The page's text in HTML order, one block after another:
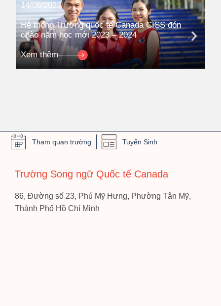
14/08/2023
Hệ thống Trường quốc tế Canada CISS đón
chào năm học mới 2023 – 2024
Xem thêm
Tham quan trường Tuyển Sinh
Trường Song ngữ Quốc tế Canada
86, Đường số 23, Phú Mỹ Hưng, Phường Tân Mỹ,
Thành Phố Hồ Chí Minh